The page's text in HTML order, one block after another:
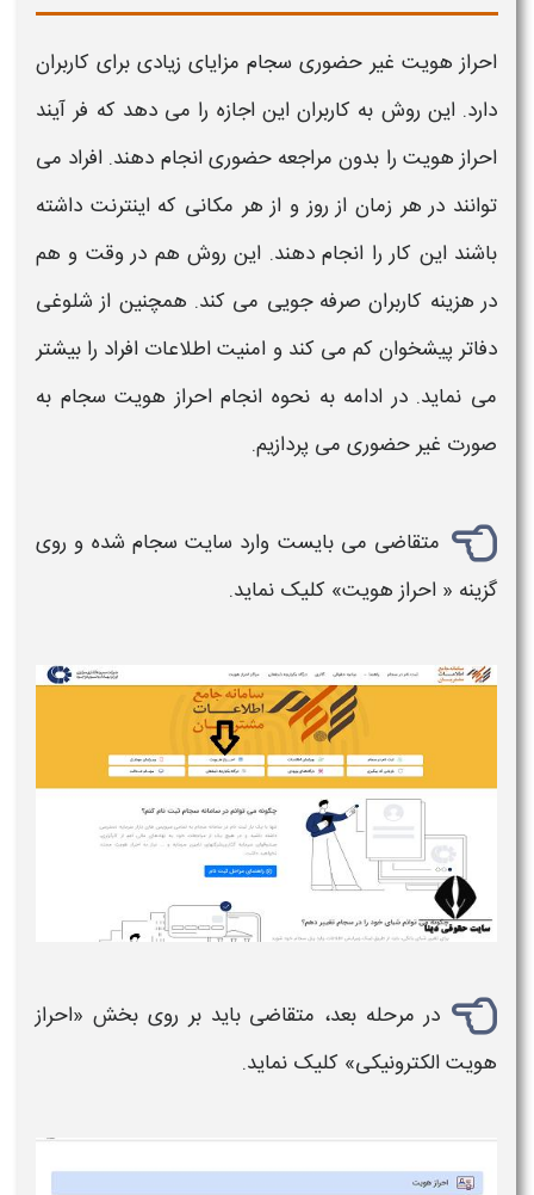
احراز هویت غیر حضوری سجام مزایای زیادی برای کاربران
دارد. این روش به کاربران این اجازه را می دهد که فر آیند
احراز هویت را بدون مراجعهحضوریانجام دهند. افراد می
توانند در هر زمان از روز و از هر مکانی که اینترنت داشته
باشند این کار را انجام دهند. این روش هم در وقت و هم
در هزینه کاربران صرفه جویی می کند. همچنین از شلوغی
دفاتر پیشخوان کم می کند و امنیت اطلاعات افراد را بیشتر
می نماید. در ادامه به نحوه انجاماحراز هویت سجام به
صورت غیر حضوری می پردازیم.
متقاضی می‌ بایست وارد سایت سجام شده و روی
گزینه « احراز هویت» کلیک نماید.
در مرحله بعد، متقاضی باید بر روی بخش «احراز
هویتالکترونیکی» کلیک نماید.